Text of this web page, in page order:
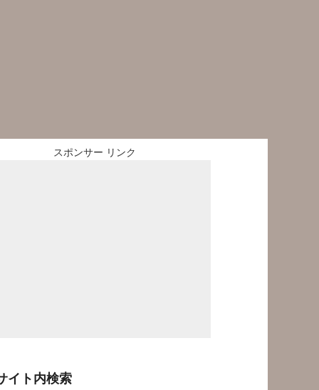
スポンサー リンク
イト内検索